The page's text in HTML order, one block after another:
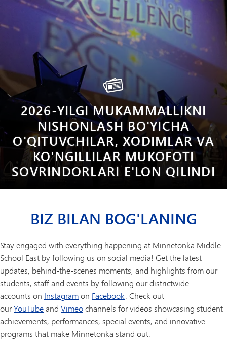
2026-YILGI MUKAMMALLIKNI
NISHONLASH BO'YICHA
O'QITUVCHILAR, XODIMLAR VA
KO'NGILLILAR MUKOFOTI
SOVRINDORLARI E'LON QILINDI
BIZ BILAN BOG'LANING
Stay engaged with everything happening at Minnetonka Middle
School East by following us on social media! Get the latest
updates, behind-the-scenes moments, and highlights from our
students, staff and events by following our districtwide
accounts on Instagramon Facebook . Check out
ourYouTubeand Vimeochannels for videos showcasing student
achievements, performances, special events, and innovative
programs that make Minnetonka stand out.